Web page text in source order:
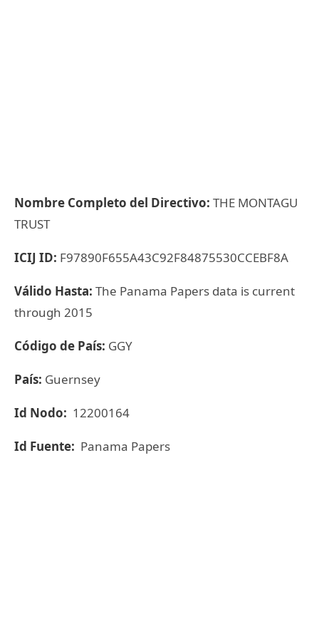
Nombre Completo del Directivo: THE MONTAGU
TRUST
ICIJ ID: F97890F655A43C92F84875530CCEBF8A
Válido Hasta: The Panama Papers data is current
through 2015
Código de País: GGY
País: Guernsey
Id Nodo: 12200164
Id Fuente: Panama Papers